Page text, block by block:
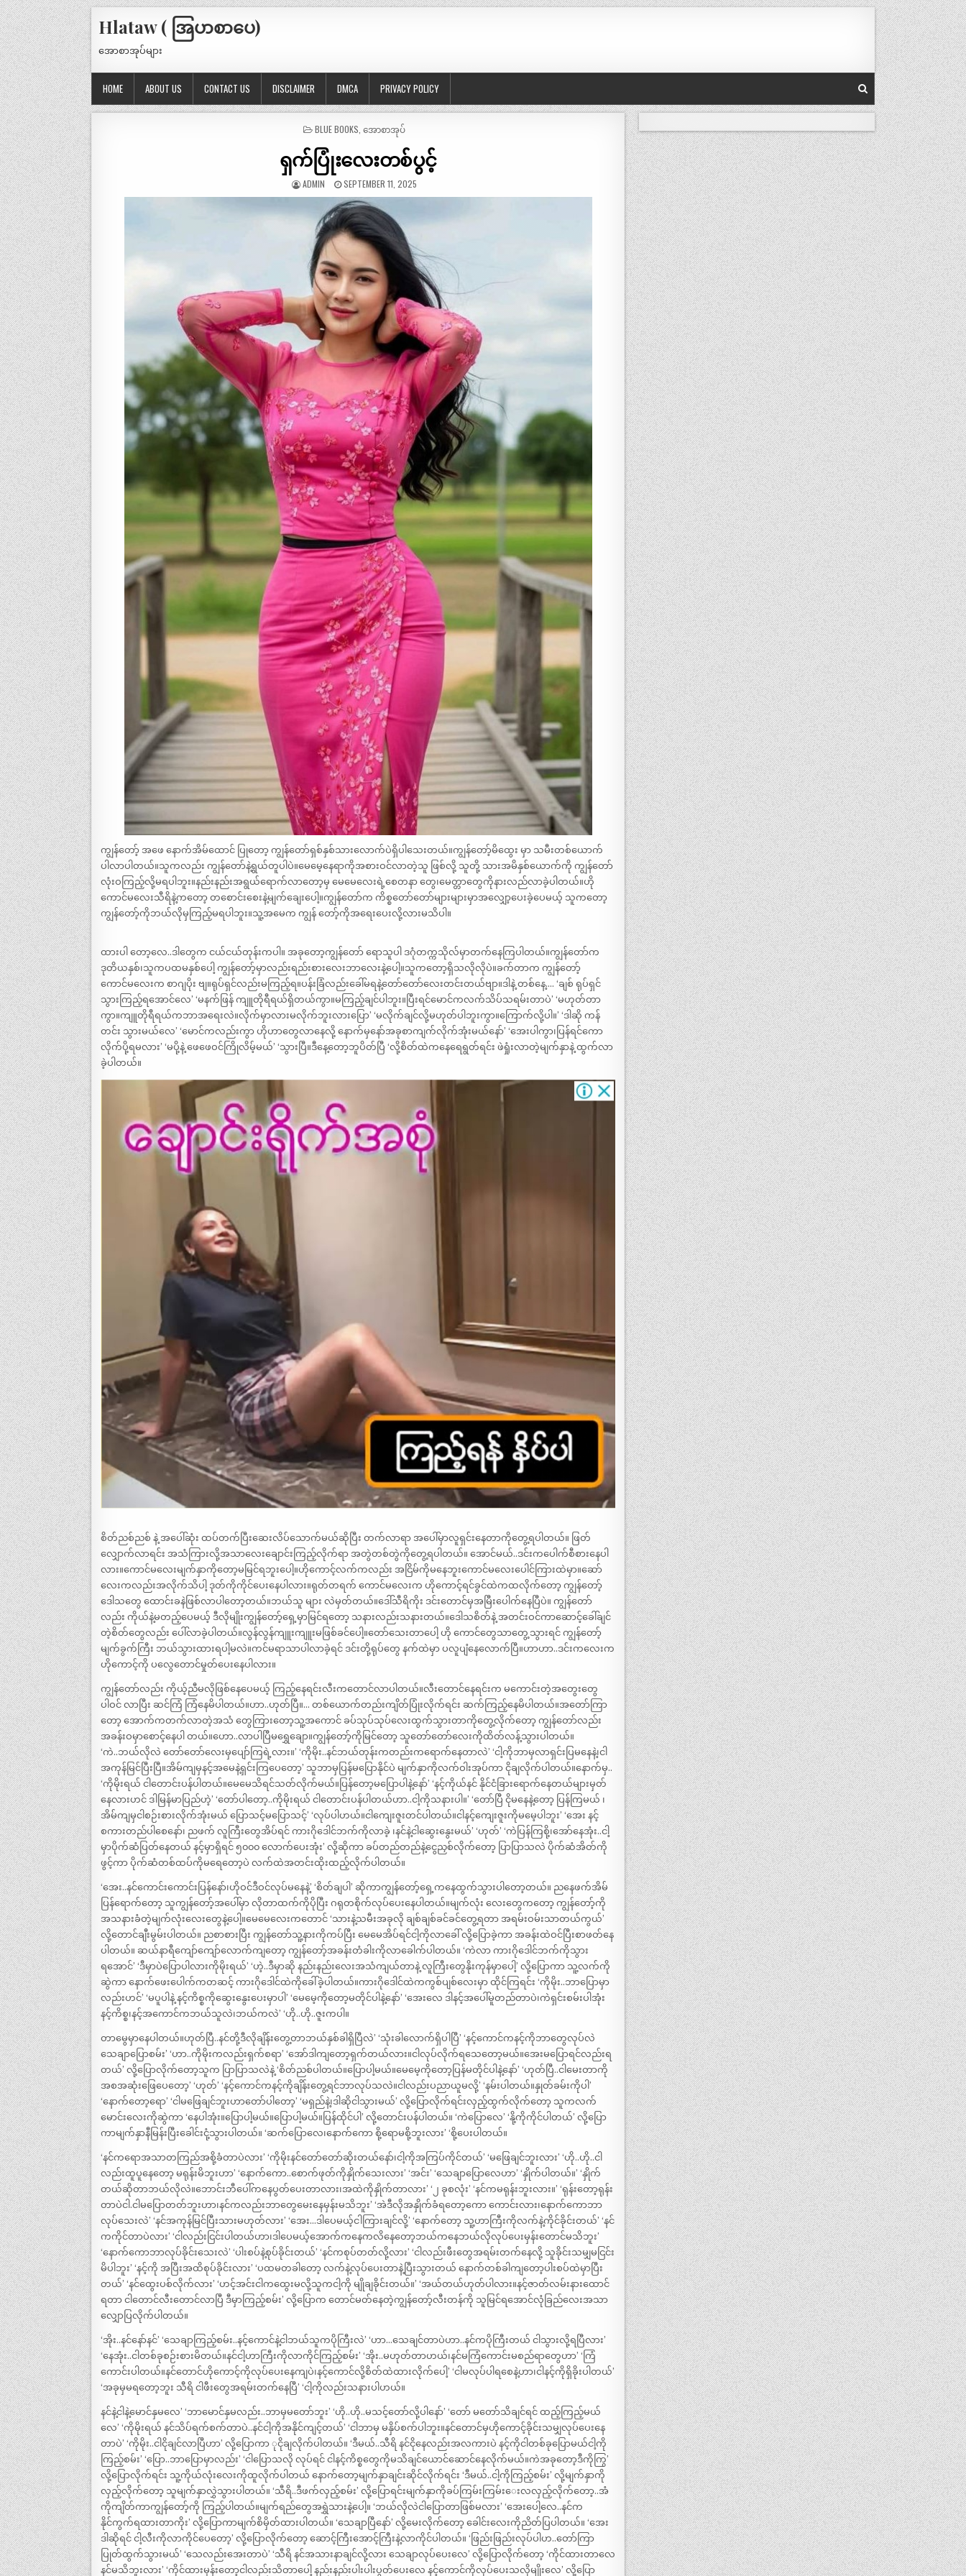
Hlataw ( အြပာစာပေ)
အောစာအုပ်များ
HOME ABOUT US CONTACT US DISCLAIMER DMCA PRIVACY POLICY
POSTED
BLUE BOOKS ,အောစာအုပ်
ရှက်ပြုံးလေးတစ်ပွင့်
ADMIN SEPTEMBER 11, 2025
ကျွန်တော့် အဖေ နောက်အိမ်ထောင် ပြုတော့ ကျွန်တော်ရှစ်နှစ်သားလောက်ပဲရှိပါသေးတယ်။ကျွန်တော့်မိထွေး မှာ သမီးတစ်ယောက်
ပါလာပါတယ်။သူကလည်း ကျွန်တော်နဲ့ရွယ်တူပါပဲ။မေမေ့နေရာကိုအစားဝင်လာတဲ့သူ ဖြစ်လို့ သူတို့ သားအမိနှစ်ယောက်ကို ကျွန်တော်
လုံးဝကြည့်လို့မရပါဘူး။နည်းနည်းအရွယ်ရောက်လာတော့မှ မေမေလေးရဲ့စေတနာ တွေ၊မေတ္တာတွေကိုနားလည်လာခဲ့ပါတယ်။ဟို
ကောင်မလေးသီရိနဲ့ကတော့ တစောင်းစေးနဲ့မျက်ချေးပေါ့။ကျွန်တော်က ကိစ္စတော်တော်များများမှာအလျှော့ပေးခဲ့ပေမယ့် သူကတော့
ကျွန်တော့်ကိုဘယ်လိုမှကြည့်မရပါဘူး။သူ့အမေက ကျွန် တော့်ကိုအရေးပေးလို့လားမသိပါ။
ထားပါ တော့လေ..ဒါတွေက ငယ်ငယ်တုန်းကပါ။ အခုတော့ကျွန်တော် ရောသူပါ ဒဂုံတက္ကသိုလ်မှာတက်နေကြပါတယ်။ကျွန်တော်က
ဒုတိယနှစ်၊သူကပထမနှစ်ပေါ့ ကျွန်တော့်မှာလည်းရည်းစားလေးဘာလေးနဲ့ပေါ့။သူကတော့ရှိသလိုလိုပဲ။ခက်တာက ကျွန်တော့်
ကောင်မလေးက စာဂျပိုး ဗျ။ရုပ်ရှင်လည်းမကြည့်ရ။ပန်းခြံလည်းခေါ်မရနဲ့တော်တော်လေးတင်းတယ်ဗျာ။ဒါနဲ့ တစ်နေ့…. ‘ချစ် ရုပ်ရှင်
သွားကြည့်ရအောင်လေ’ ‘မနက်ဖြန် ကျူတိုရီရယ်ရှိတယ်ကွာ။မကြည့်ချင်ပါဘူး။ပြီးရင်မောင်ကလက်သိပ်သရမ်းတာပဲ’ ‘မဟုတ်တာ
ကွာ။ကျူတိုရီရယ်ကဘာအရေးလဲ။လိုက်မှာလားမလိုက်ဘူးလားပြော’ ‘မလိုက်ချင်လို့မဟုတ်ပါဘူးကွာ။ကြောက်လို့ပါ။’ ‘ဒါဆို ကန်
တင်း သွားမယ်လေ’ ‘မောင်ကလည်းကွာ ဟိုဟာတွေလာနေလို့ နောက်မှနော်အခုစာကျက်လိုက်အုံးမယ်နော်’ ‘အေးပါကွာ၊ပြန်ရင်ကော
လိုက်ပို့ရမလား’ ‘မပို့နဲ့ ဖေဖေဝင်ကြိုလိမ့်မယ်’ ‘သွားပြီ။ဒီနေ့တော့ဘူပိတ်ပြီ ‘လို့စိတ်ထဲကနေရေရွတ်ရင်း ဖဲရှုံးလာတဲ့မျက်နှာနဲ့ ထွက်လာ
ခဲ့ပါတယ်။
စိတ်ညစ်ညစ် နဲ့ အပေါ်ဆုံး ထပ်တက်ပြီးဆေးလိပ်သောက်မယ်ဆိုပြီး တက်လာရာ အပေါ်မှာလူရှင်းနေတာကိုတွေ့ရပါတယ်။ ဖြတ်
လျှောက်လာရင်း အသံကြားလို့အသာလေးချောင်းကြည့်လိုက်ရာ အတွဲတစ်တွဲကိုတွေ့ရပါတယ်။ အောင်မယ်..ဒင်းကပေါက်စီစားနေပါ
လား။ကောင်မလေးမျက်နှာကိုတော့မမြင်ရဘူးပေါ့။ဟိုကောင့်လက်ကလည်း အငြိမ်ကိုမနေဘူးကောင်မလေးပေါင်ကြားထဲမှာ။ဆော်
လေးကလည်းအလိုက်သိပါ့ ဒုတ်ကိုကိုင်ပေးနေပါလား။ရုတ်တရက် ကောင်မလေးက ဟိုကောင့်ရင်ခွင်ထဲကထလိုက်တော့ ကျွန်တော့်
ဒေါသတွေ ထောင်းခနဲဖြစ်လာပါတော့တယ်။ဘယ်သူ များ လဲမှတ်တယ်။ဒေါ်သီရိကိုး ဒင်းတောင်မှအမြီးပေါက်နေပြီပဲ။ ကျွန်တော်
လည်း ကိုယ်နဲ့မတည့်ပေမယ့် ဒီလိုမျိုးကျွန်တော့်ရှေ့မှာမြင်ရတော့ သနားလည်းသနားတယ်။ဒေါသစိတ်နဲ့ အတင်းဝင်ကာဆောင့်ခေါ်ချင်
တဲ့စိတ်တွေလည်း ပေါ်လာခဲ့ပါတယ်။လွန်လွန်ကျူးကျူးမဖြစ်ခင်ပေါ့။တော်သေးတာပေါ့ ဟို ကောင်တွေသာတွေ့သွားရင် ကျွန်တော့်
မျက်ခွက်ကြီး ဘယ်သွားထားရပါ့မလဲ။ကင်မရာသာပါလာခဲ့ရင် ဒင်းတို့ရုပ်တွေ နက်ထဲမှာ ပလူပျံနေလောက်ပြီ။ဟာဟာ..ဒင်းကလေးက
ဟိုကောင့်ကို ပလွေတောင်မှုတ်ပေးနေပါလား။
ကျွန်တော်လည်း ကိုယ့်ညီမလိုဖြစ်နေပေမယ့် ကြည့်နေရင်းလီးကတောင်လာပါတယ်။လီးတောင်နေရင်းက မကောင်းတဲ့အတွေးတွေ
ပါဝင် လာပြီး ဆင်ကြံ ကြံနေမိပါတယ်။ဟာ..ဟုတ်ပြီ။… တစ်ယောက်တည်းကျိတ်ပြုံးလိုက်ရင်း ဆက်ကြည့်နေမိပါတယ်။အတော်ကြာ
တော့ အောက်ကတက်လာတဲ့အသံ တွေကြားတော့သူ့အကောင် ခပ်သုပ်သုပ်လေးထွက်သွားတာကိုတွေ့လိုက်တော့ ကျွန်တော်လည်း
အခန်းဝမှာစောင့်နေပါ တယ်။ဟော..လာပါပြီမရွှေချော။ကျွန်တော့်ကိုမြင်တော့ သူတော်တော်လေးကိုထိတ်လန့်သွားပါတယ်။
‘ကဲ..ဘယ်လိုလဲ တော်တော်လေးမှပျော်ကြရဲ့လား။’ ‘ကိုမိုး..နင်ဘယ်တုန်းကတည်းကရောက်နေတာလဲ’ ‘ငါ့ကိုဘာမှလာရှင်းပြမနေနဲ့၊ငါ
အကုန်မြင်ပြီးပြီ။အိမ်ကျမှနင့်အမေနဲ့ရှင်းကြပေတော့’ သူဘာမှပြန်မပြောနိုင်ပဲ မျက်နှာကိုလက်ဝါးအုပ်ကာ ငိုချလိုက်ပါတယ်။နောက်မှ..
‘ကိုမိုးရယ် ငါတောင်းပန်ပါတယ်။မေမေသိရင်သတ်လိုက်မယ်။ပြန်တော့မပြောပါနဲ့နော်’ ‘နင့်ကိုယ်နင် နိုင်ငံခြားရောက်နေတယ်များမှတ်
နေလားဟင် ဒါမြန်မာပြည်ဟဲ့’ ‘တော်ပါတော့..ကိုမိုးရယ် ငါတောင်းပန်ပါတယ်ဟာ..ငါ့ကိုသနားပါ။’ ‘တော်ပြီ ငိုမနေနဲ့တော့ ပြန်ကြမယ် ၊
အိမ်ကျမှငါစဉ်းစားလိုက်အုံးမယ် ပြောသင့်မပြောသင့်’ ‘လုပ်ပါဟယ်။ငါကျေးဇူးတင်ပါတယ်။ငါနင့်ကျေးဇူးကိုမမေ့ပါဘူး’ ‘အေး နင့်
စကားတည်ပါစေနော်၊ ညဖက် လူကြီးတွေအိပ်ရင် ကားဂိုဒေါင်ဘက်ကိုလာခဲ့ ၊နင်နဲ့ငါဆွေးနွေးမယ်’ ‘ဟုတ်’ ‘ကဲပြန်ကြစို့၊အော်နေအုံး..ငါ့
မှာပိုက်ဆံပြတ်နေတယ် နင့်မှာရှိရင် ၅၀၀၀ လောက်ပေးအုံး’ လို့ဆိုကာ ခပ်တည်တည်နဲ့ငွေညှစ်လိုက်တော့ ပြာပြာသလဲ ပိုက်ဆံအိတ်ကို
ဖွင့်ကာ ပိုက်ဆံတစ်ထပ်ကိုမရေတော့ပဲ လက်ထဲအတင်းထိုးထည့်လိုက်ပါတယ်။
‘အေး..နင်ကောင်းကောင်းပြန်နော်၊ဟိုဝင်ဒီဝင်လုပ်မနေနဲ့’ ‘စိတ်ချပါ’ ဆိုကာကျွန်တော့်ရှေ့ကနေထွက်သွားပါတော့တယ်။ ညနေဖက်အိမ်
ပြန်ရောက်တော့ သူကျွန်တော့်အပေါ်မှာ လိုတာထက်ကိုပိုပြီး ဂရုတစိုက်လုပ်ပေးနေပါတယ်။မျက်လုံး လေးတွေကတော့ ကျွန်တော့်ကို
အသနားခံတဲ့မျက်လုံးလေးတွေနဲ့ပေါ့။မေမေလေးကတောင် ‘သားနဲ့သမီးအခုလို ချစ်ချစ်ခင်ခင်တွေ့ရတာ အရမ်းဝမ်းသာတယ်ကွယ်’
လို့တောင်ချီးမွမ်းပါတယ်။ ညစာစားပြီး ကျွန်တော်သူ့နားကိုကပ်ပြီး မေမေအိပ်ရင်ငါ့ကိုလာခေါ် လို့ပြောခဲ့ကာ အခန်းထဲဝင်ပြီးစာဖတ်နေ
ပါတယ်။ ဆယ်နာရီကျော်ကျော်လောက်ကျတော့ ကျွန်တော့်အခန်းတံခါးကိုလာခေါက်ပါတယ်။ ‘ကဲလာ ကားဂိုဒေါင်ဘက်ကိုသွား
ရအောင်’ ‘ဒီမှာပဲပြောပါလားကိုမိုးရယ်’ ‘ဟဲ့..ဒီမှာဆို နည်းနည်းလေးအသံကျယ်တာနဲ့ လူကြီးတွေနိုးကုန်မှာပေါ့’ လို့ပြောကာ သူ့လက်ကို
ဆွဲကာ နောက်ဖေးပေါက်ကတဆင့် ကားဂိုဒေါင်ထဲကိုခေါ်ခဲ့ပါတယ်။ကားဂိုဒေါင်ထဲကကွစ်ပျစ်လေးမှာ ထိုင်ကြရင်း ‘ကိုမိုး..ဘာပြောမှာ
လည်းဟင်’ ‘မပူပါနဲ့ နင့်ကိစ္စကိုဆွေးနွေးပေးမှာပါ’ ‘မေမေ့ကိုတော့မတိုင်ပါနဲ့နော်’ ‘အေးလေ ဒါနင့်အပေါ်မူတည်တာပဲ၊ကဲရှင်းစမ်းပါအုံး
နင့်ကိစ္စ၊နင့်အကောင်ကဘယ်သူလဲ၊ဘယ်ကလဲ’ ‘ဟို..ဟို..ဇူးကပါ။
တာမွေမှာနေပါတယ်။ဟုတ်ပြီ..နင်တို့ဒီလိုချိန်းတွေ့တာဘယ်နှစ်ခါရှိပြီလဲ’ ‘သုံးခါလောက်ရှိပါပြီ’ ‘နင့်ကောင်ကနင့်ကိုဘာတွေလုပ်လဲ
သေချာပြောစမ်း’ ‘ဟာ..ကိုမိုးကလည်းရှက်စရာ’ ‘အော်ဒါကျတော့ရှက်တယ်လား။ငါလုပ်လိုက်ရသေတော့မယ်။အေးမပြောရင်လည်းရ
တယ်’ လို့ပြောလိုက်တော့သူက ပြာပြာသလဲနဲ့ ‘စိတ်ညစ်ပါတယ်။ပြောပါ့မယ်။မေမေ့ကိုတော့ပြန်မတိုင်ပါနဲ့နော်’ ‘ဟုတ်ပြီ..ငါမေးတာကို
အစအဆုံးဖြေပေတော့’ ‘ဟုတ်’ ‘နင့်ကောင်ကနင့်ကိုချိန်းတွေ့ရင်ဘာလုပ်သလဲ။ငါလည်းပညာယူမလို့’ ‘နမ်းပါတယ်။နှုတ်ခမ်းကိုပါ’
‘နောက်တော့ရော’ ‘ငါမဖြေချင်ဘူးဟာတော်ပါတော့’ ‘မရှည်နဲ့၊ဒါဆိုငါသွားမယ်’ လို့ပြောလိုက်ရင်းလှည့်ထွက်လိုက်တော့ သူကလက်
မောင်းလေးကိုဆွဲကာ ‘နေပါအုံး။ပြောပါ့မယ်။ပြောပါ့မယ်။ပြန်ထိုင်ပါ’ လို့တောင်းပန်ပါတယ်။ ‘ကဲပြောလေ’ ‘နို့ကိုကိုင်ပါတယ်’ လို့ပြော
ကာမျက်နှာနီမြန်းပြီးခေါင်းငုံ့သွားပါတယ်။ ‘ဆက်ပြောလေ၊နောက်ကော စို့ရောမစို့ဘူးလား’ ‘စို့ပေးပါတယ်။
‘နင်ကရောအသာတကြည်အစို့ခံတာပဲလား’ ‘ကိုမိုးနင်တော်တော်ဆိုးတယ်နော်၊ငါ့ကိုအကြပ်ကိုင်တယ်’ ‘မဖြေချင်ဘူးလား’ ‘ဟို..ဟို..ငါ
လည်းထူပူနေတော့ မရုန်းမိဘူးဟာ’ ‘နောက်ကော..စောက်ဖုတ်ကိုနှိုက်သေးလား’ ‘အင်း’ ‘သေချာပြောလေဟာ’ ‘နှိုက်ပါတယ်။’ ‘နှိုက်
တယ်ဆိုတာဘယ်လိုလဲ။ဘောင်းဘီပေါ်ကနေပွတ်ပေးတာလား၊အထဲကိုနှိုက်တာလား’ ‘၂ ခုစလုံး’ ‘နင်ကမရုန်းဘူးလား။’ ‘ရုန်းတော့ရုန်း
တာပဲငါ.ငါမပြောတတ်ဘူးဟာ၊နင်ကလည်းဘာတွေမေးနေမှန်းမသိဘူး’ ‘အဲဒီလိုအနှိုက်ခံရတော့ကော ကောင်းလား၊နောက်ကောဘာ
လုပ်သေးလဲ’ ‘နင်အကုန်မြင်ပြီးသားမဟုတ်လား’ ‘အေး…ဒါပေမယ့်ငါကြားချင်လို့’ ‘နောက်တော့ သူ့ဟာကြီးကိုလက်နဲ့ကိုင်ခိုင်းတယ်’ ‘နင်
ကကိုင်တာပဲလား’ ‘ငါလည်းငြင်းပါတယ်ဟာ၊ဒါပေမယ့်အောက်ကနေကလိနေတော့ဘယ်ကနေဘယ်လိုလုပ်ပေးမှန်းတောင်မသိဘူး’
‘နောက်ကောဘာလုပ်ခိုင်းသေးလဲ’ ‘ပါးစပ်နဲ့စုပ်ခိုင်းတယ်’ ‘နင်ကစုပ်တတ်လို့လား’ ‘ငါလည်းဖီးတွေအရမ်းတက်နေလို့ သူခိုင်းသမျှမငြင်း
မိပါဘူး’ ‘နင့်ကို အပြီးအထိစုပ်ခိုင်းလား’ ‘ပထမတခါတော့ လက်နဲ့လုပ်ပေးတာနဲ့ပြီးသွားတယ် နောက်တစ်ခါကျတော့ပါးစပ်ထဲမှာပြီး
တယ်’ ‘နင်ထွေးပစ်လိုက်လား’ ‘ဟင့်အင်းငါကထွေးမလို့သူကငါ့ကို မျိုချခိုင်းတယ်။’ ‘အယ်တယ်ဟုတ်ပါလား။နင့်ဇာတ်လမ်းနားထောင်
ရတာ ငါတောင်လီးတောင်လာပြီ ဒီမှာကြည့်စမ်း’ လို့ပြောက တောင်မတ်နေတဲ့ကျွန်တော့်လီးတန်ကို သူမြင်ရအောင်လုံခြည်လေးအသာ
လျှောပြလိုက်ပါတယ်။
‘အိုး..နင်နော်နင်’ ‘သေချာကြည့်စမ်း..နင့်ကောင်နဲ့ငါဘယ်သူကပိုကြီးလဲ’ ‘ဟာ…သေချင်တာပဲဟာ..နင်ကပိုကြီးတယ် ငါသွားလို့ရပြီလား’
‘နေအုံး..ငါတစ်ခုစဉ်းစားမိတယ်။နင်ငါ့ဟာကြီးကိုလာကိုင်ကြည့်စမ်း’ ‘အိုး..မဟုတ်တာဟယ်၊နင်မကြံကောင်းမစည်ရာတွေဟာ’ ‘ကြံ
ကောင်းပါတယ်။နင်တောင်ဟိုကောင့်ကိုလုပ်ပေးနေကျပဲ၊နင့်ကောင်လို့စိတ်ထဲထားလိုက်ပေါ့’ ‘ငါမလုပ်ပါရစေနဲ့ဟာ၊ငါနင့်ကိုရှိခိုးပါတယ်’
‘အခုမှမရတော့ဘူး သီရိ ငါဖီးတွေအရမ်းတက်နေပြီ’ ‘ငါ့ကိုလည်းသနားပါဟယ်။
နင်နဲ့ငါနဲ့မောင်နှမလေ’ ‘ဘာမောင်နှမလည်း..ဘာမှမတော်ဘူး’ ‘ဟို..ဟို..မသင့်တော်လို့ပါနော်’ ‘တော် မတော်သိချင်ရင် ထည့်ကြည့်မယ်
လေ’ ‘ကိုမိုးရယ် နင်သိပ်ရက်စက်တာပဲ..နင်ငါ့ကိုအနိုင်ကျင့်တယ်’ ‘ငါဘာမှ မနှိပ်စက်ပါဘူး။နင်တောင်မှဟိုကောင့်ခိုင်းသမျှလုပ်ပေးနေ
တာပဲ’ ‘ကိုမိုး..ငါငိုချင်လာပြီဟာ’ လို့ပြောကာ ုငိုချလိုက်ပါတယ်။ ‘ဒီမယ်..သီရိ နင်ငိုနေလည်းအလကားပဲ နင့်ကိုငါတစ်ခုပြောမယ်ငါ့ကို
ကြည့်စမ်း’ ‘ပြော..ဘာပြောမှာလည်း’ ‘ငါပြောသလို လုပ်ရင် ငါနင့်ကိစ္စတွေကိုမသိချင်ယောင်ဆောင်နေလိုက်မယ်။ကဲအခုတော့ဒီကိုကြွ’
လို့ပြောလိုက်ရင်း သူ့ကိုယ်လုံးလေးကိုထူလိုက်ပါတယ် နောက်တော့မျက်နှာချင်းဆိုင်လိုက်ရင်း ‘ဒီမယ်..ငါ့ကိုကြည့်စမ်း’ လို့မျက်နှာကို
လှည့်လိုက်တော့ သူမျက်နှာလွှဲသွားပါတယ်။ ‘သီရိ..ဒီဖက်လှည့်စမ်း’ လို့ပြောရင်းမျက်နှာကိုခပ်ကြမ်းကြမ်းေးလလှည့်လိုက်တော့..အံ
ကိုကျိတ်ကာကျွန်တော့်ကို ကြည့်ပါတယ်။မျက်ရည်တွေအရွှဲသားနဲ့ပေါ့။ ‘ဘယ်လိုလဲငါပြောတာဖြစ်မလား’ ‘အေးပေါ့လေ..နင်က
နိုင်ကွက်ရထားတာကိုး’ လို့ပြောကာမျက်စိမှိတ်ထားပါတယ်။ ‘သေချာပြီနော်’ လို့မေးလိုက်တော့ ခေါင်းလေးကိုညိတ်ပြပါတယ်။ ‘အေး
ဒါဆိုရင် ငါ့လီးကိုလာကိုင်ပေတော့’ လို့ပြောလိုက်တော့ ဆောင့်ကြီးအောင့်ကြီးနဲ့လာကိုင်ပါတယ်။ ‘ဖြည်းဖြည်းလုပ်ပါဟ..တော်ကြာ
ပြုတ်ထွက်သွားမယ်’ ‘သေလည်းအေးတာပဲ’ ‘သီရိ နင်အသားနာချင်လို့လား သေချာလုပ်ပေးလေ’ လို့ပြောလိုက်တော့ ‘ကိုင်ထားတာလေ
နင်မသိဘူးလား’ ‘ကိုင်ထားမှန်းတော့ငါလည်းသိတာပေါ့ နည်းနည်းပါးပါးပွတ်ပေးလေ နင့်ကောင်ကိုလုပ်ပေးသလိုမျိုးလေ’ လို့ပြော